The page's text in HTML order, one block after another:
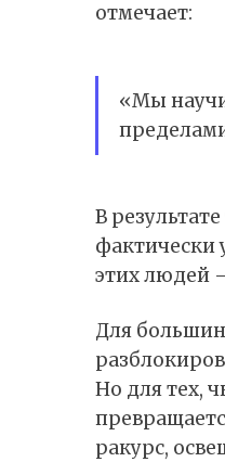
отмечает:
«Мы
В
фактически
этих людей
Для
Но для тех,
ракурс,